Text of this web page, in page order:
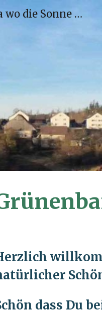
Grünenbaindt - da wo die Sonne scheint!
dass Du